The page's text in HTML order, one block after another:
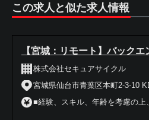
この求人と似た求人情報
【宮城：リモート】バック
株式会社セキュアサイクル
宮城県仙台市青葉区本町2-3-10
■経験、スキル、年齢を考慮の上